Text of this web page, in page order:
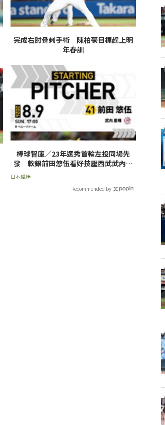
完成右肘骨刺手術 陳柏豪目標趕上明
年春訓
棒球智庫／23年選秀首輪左投同場先
發 軟銀前田悠伍看好技壓西武武內夏
日本職棒
Recommended by